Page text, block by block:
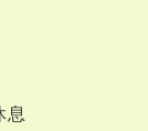
息